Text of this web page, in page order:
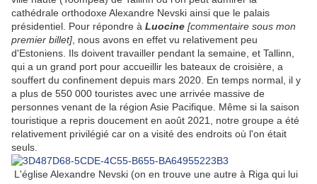
cathédrale orthodoxe Alexandre Nevski ainsi que le palais
présidentiel. Pour répondre à Luocine [commentaire sous mon
premier billet] , nous avons en effet vu relativement peu
d'Estoniens. Ils doivent travailler pendant la semaine, et Tallinn,
qui a un grand port pour accueillir les bateaux de croisière, a
souffert du confinement depuis mars 2020. En temps normal, il y
a plus de 550 000 touristes avec une arrivée massive de
personnes venant de la région Asie Pacifique. Même si la saison
touristique a repris doucement en août 2021, notre groupe a été
relativement privilégié car on a visité des endroits où l'on était
seuls.
L'église Alexandre Nevski (on en trouve une autre à Riga qui lui